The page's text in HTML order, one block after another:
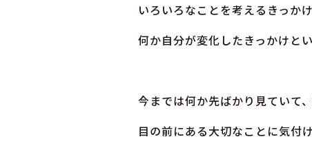
いろいろなことを考えるきっか
何か自分が変化したきっかけと
今までは何か先ばかり見ていて
目の前にある大切なことに気付